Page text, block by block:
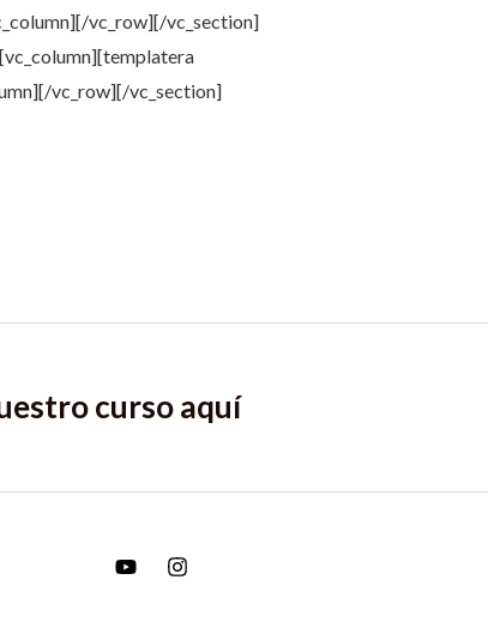
vc_row][/vc_section]
vc_row][/vc_section]
cursoaquí